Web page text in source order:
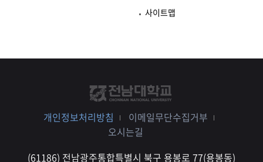
사이트맵
개인정보처리방침
이메일무단수집거부
오시는길
(61186) 전남광주통합특별시 북구 용봉로 77(용봉동)